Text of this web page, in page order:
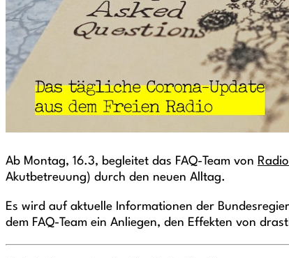
Ab Montag, 16.3, begleitet das FAQ-Team von
Akutbetreuung) durch den neuen Alltag.
Es wird auf aktuelle Informationen der
dem FAQ-Team ein Anliegen, den Effekten von